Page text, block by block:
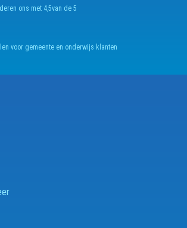
ons met 4,5van de 5
voor gemeente en onderwijs klanten